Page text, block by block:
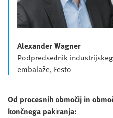
Alexander Wagner
Podpredsednik
embalaže, Festo
Od procesnih območij in
končnega pakiranja: